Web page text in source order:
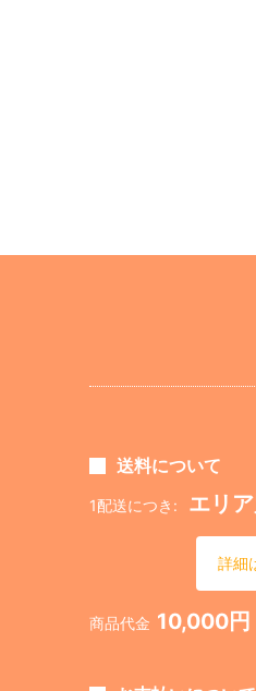
送料について
1配送につき: エリ
詳細
商品代金 10,000円